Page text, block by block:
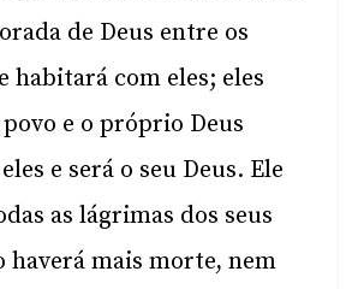
de Deus entre os
habitará com eles; eles
povo e o próprio Deus
e será o seu Deus. Ele
as lágrimas dos seus
haverá mais morte, nem